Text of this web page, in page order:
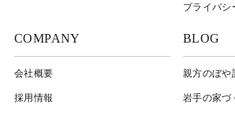
プライバシ
COMPANY
会社概要
採用情報
BLOG
親方のぼや
岩⼿の家づ